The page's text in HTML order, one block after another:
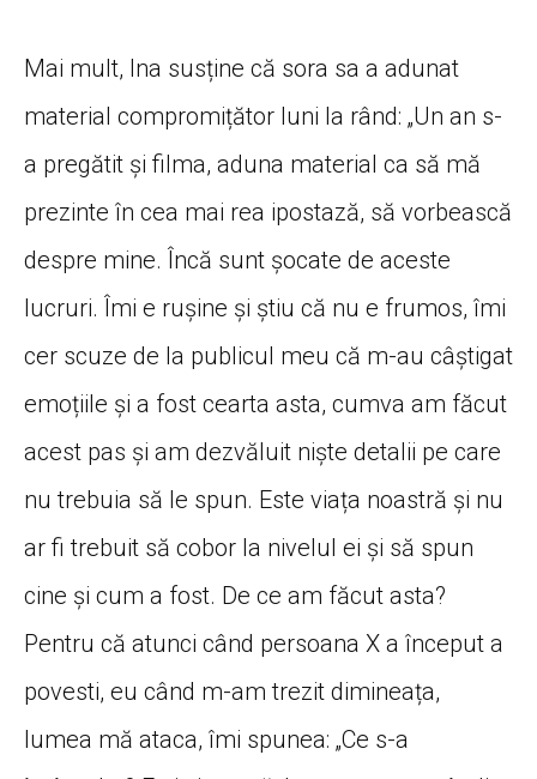
Mai mult, Ina susține că sora sa a adunat
material compromițător luni la rând: „Un an s-
a pregătit și filma, aduna material ca să mă
prezinte în cea mai rea ipostază, să vorbească
despre mine. Încă sunt șocate de aceste
lucruri. Îmi e rușine și știu că nu e frumos, îmi
cer scuze de la publicul meu că m-au câștigat
emoțiile și a fost cearta asta, cumva am făcut
acest pas și am dezvăluit niște detalii pe care
nu trebuia să le spun. Este viața noastră și nu
ar fi trebuit să cobor la nivelul ei și să spun
cine și cum a fost. De ce am făcut asta?
Pentru că atunci când persoana X a început a
povesti, eu când m-am trezit dimineața,
lumea mă ataca, îmi spunea: „Ce s-a